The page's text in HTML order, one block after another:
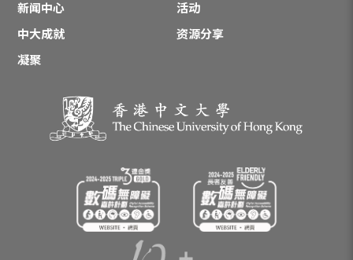
新闻中心
活动
中大成就
资源分享
凝聚